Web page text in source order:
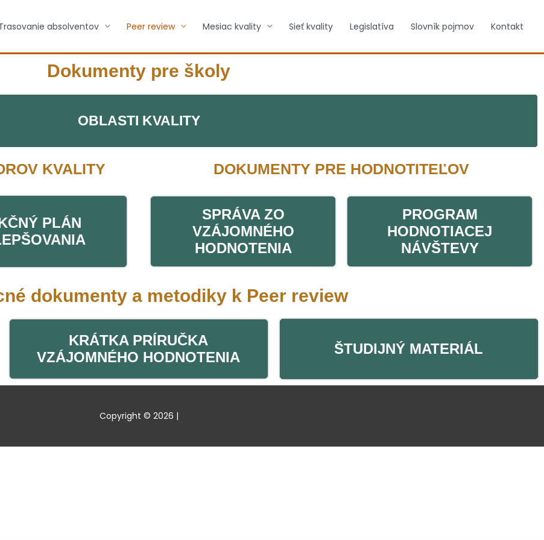
absolventov Peer review Mesiac kvality Sieť kvality Legislatíva Slovník pojmov Kontakt
Dokumenty pre školy
OBLASTI KVALITY
KVALITY DOKUMENTY PRE HODNOTITEĽOV
PLÁN
SPRÁVA ZO
VZÁJOMNÉHO
HODNOTENIA
PROGRAM
HODNOTIACEJ
NÁVŠTEVY
dokumenty a metodiky k Peer review
KRÁTKA PRÍRUČKA
VZÁJOMNÉHO HODNOTENIA
ŠTUDIJNÝ MATERIÁL
Copyright © 2026 |